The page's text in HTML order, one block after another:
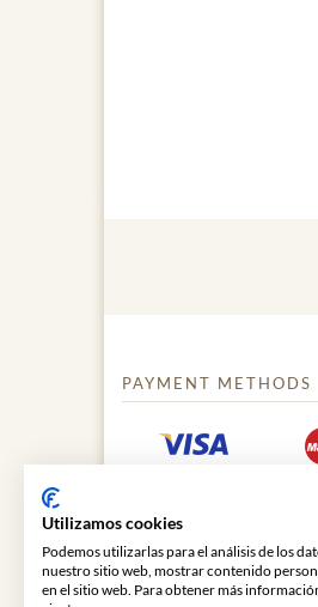
PAYMENT METHODS
Utilizamos cookies
Podemos utilizarlas para el análisis de los
nuestro sitio web, mostrar contenido
en el sitio web. Para obtener más